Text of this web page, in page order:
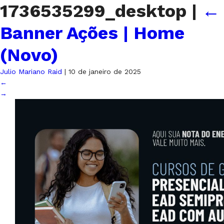
1736535299_desktop | ←
Banner Ações | Home
(Novo)
Julio Mariano Raid | 10 de janeiro de 2025
←
→